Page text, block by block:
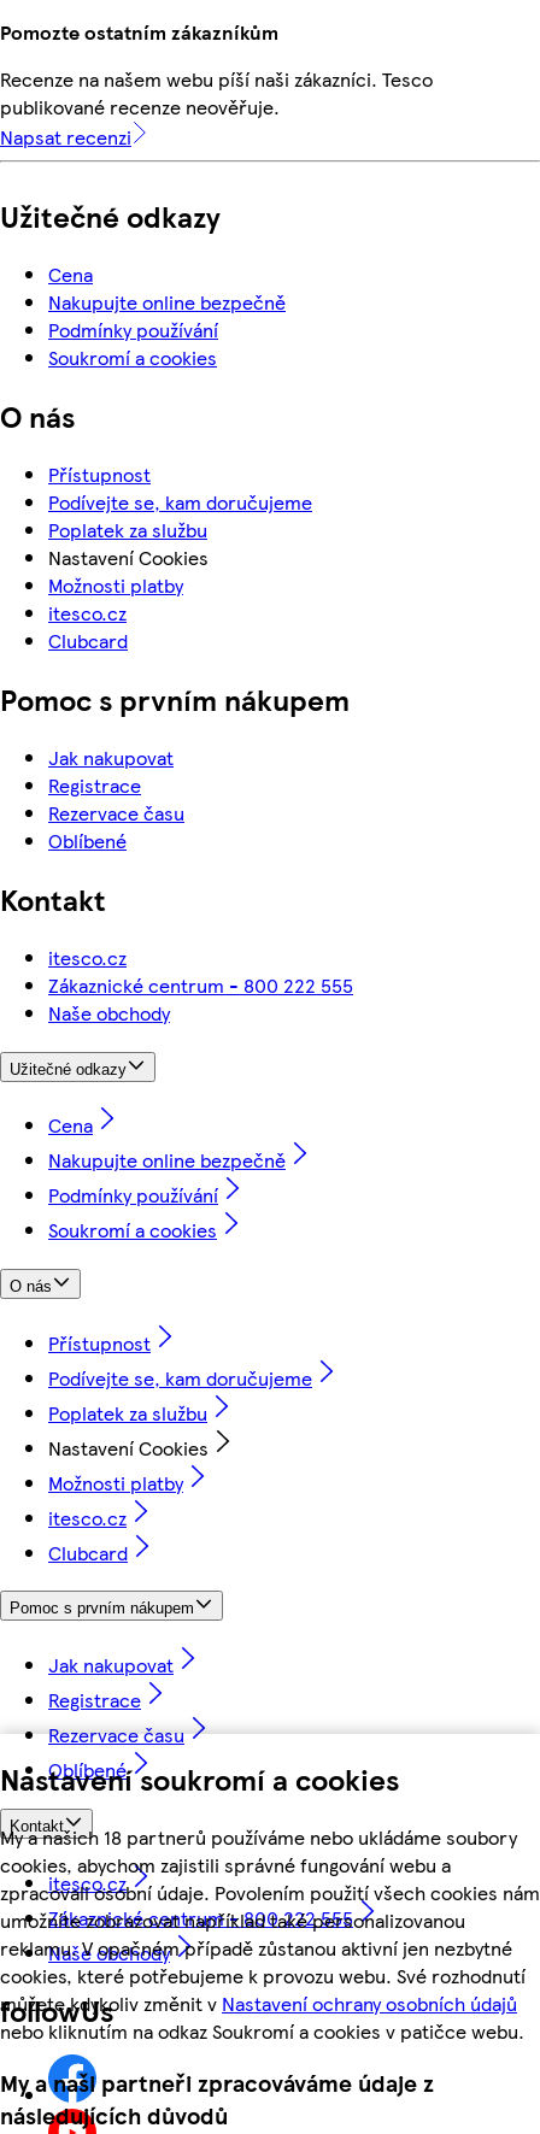
Nastavení soukromí a cookies
My a našich 18 partnerů používáme nebo ukládáme soubory
cookies, abychom zajistili správné fungování webu a
zpracovali osobní údaje. Povolením použití všech cookies nám
umožníte zobrazovat například také personalizovanou
reklamu. V opačném případě zůstanou aktivní jen nezbytné
cookies, které potřebujeme k provozu webu. Své rozhodnutí
můžete kdykoliv změnit v Nastavení ochrany osobních údajů
nebo kliknutím na odkaz Soukromí a cookies v patičce webu.
My a naši partneři zpracováváme údaje z
následujících důvodů
Pomozte ostatním zákazníkům
Recenze na našem webu píší naši zákazníci. Tesco
publikované recenze neověřuje.
Napsat recenzi
Užitečné odkazy
Cena
Nakupujte online bezpečně
Podmínky používání
Soukromí a cookies
O nás
Přístupnost
Podívejte se, kam doručujeme
Poplatek za službu
Nastavení Cookies
Možnosti platby
itesco.cz
Clubcard
Pomoc s prvním nákupem
Jak nakupovat
Registrace
Rezervace času
Oblíbené
Kontakt
itesco.cz
Zákaznické centrum - 800 222 555
Naše obchody
Užitečné odkazy
Cena
Nakupujte online bezpečně
Podmínky používání
Soukromí a cookies
O nás
Přístupnost
Podívejte se, kam doručujeme
Poplatek za službu
Nastavení Cookies
Možnosti platby
itesco.cz
Clubcard
Pomoc s prvním nákupem
Jak nakupovat
Registrace
Rezervace času
Oblíbené
Kontakt
itesco.cz
Zákaznické centrum - 800 222 555
Naše obchody
followUs